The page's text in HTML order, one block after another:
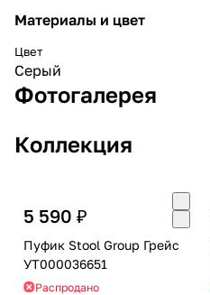
Материалы и цвет
Цвет
Серый
Фотогалерея
Коллекция
5 590 ₽
Пуфик Stool Group Грейс
УТ000036651
Распродано